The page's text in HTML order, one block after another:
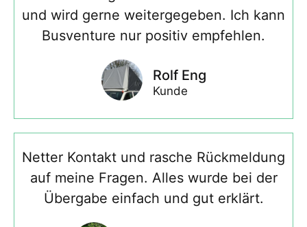
und wird gerne weitergegeben. Ich kann
Busventure nur positiv empfehlen.
Rolf Eng
Kunde
Netter Kontakt und rasche Rückmeldung
auf meine Fragen. Alles wurde bei der
Übergabe einfach und gut erklärt.